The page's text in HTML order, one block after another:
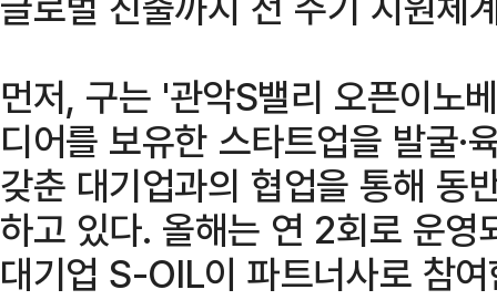
먼저, 구는 '관악S밸리 오픈이노
디어를 보유한 스타트업을 발굴·
갖춘 대기업과의 협업을 통해 동
하고 있다. 올해는 연 2회로 운영
대기업 S-OIL이 파트너사로 참